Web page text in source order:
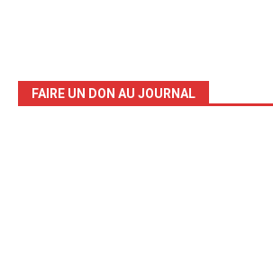
FAIRE UN DON AU JOURNAL